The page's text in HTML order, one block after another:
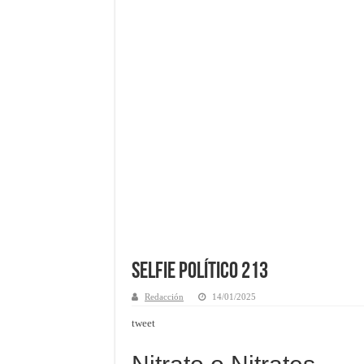
Selfie Político 213
Redacción 14/01/2025
tweet